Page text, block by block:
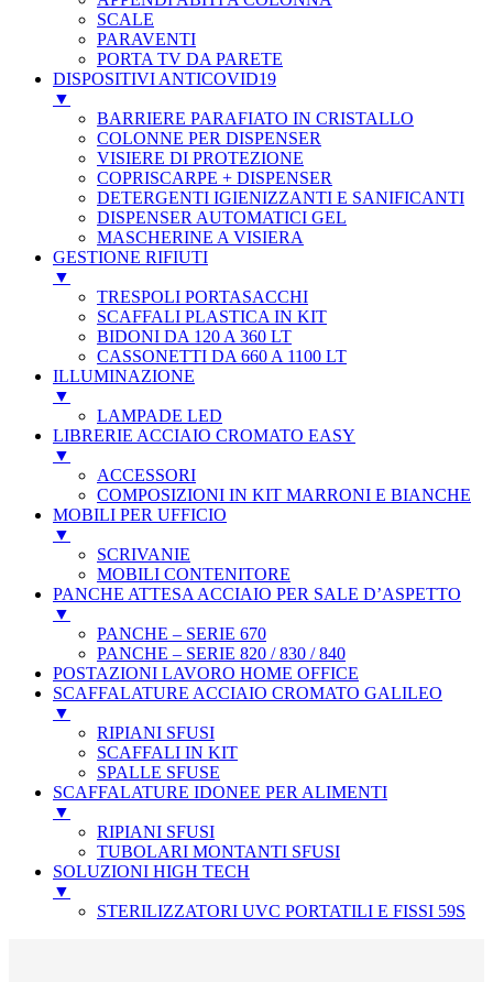
SCALE
PARAVENTI
PORTA TV DA PARETE
DISPOSITIVI ANTICOVID19
▼
BARRIERE PARAFIATO IN CRISTALLO
COLONNE PER DISPENSER
VISIERE DI PROTEZIONE
COPRISCARPE + DISPENSER
DETERGENTI IGIENIZZANTI E SANIFICANTI
DISPENSER AUTOMATICI GEL
MASCHERINE A VISIERA
GESTIONE RIFIUTI
▼
TRESPOLI PORTASACCHI
SCAFFALI PLASTICA IN KIT
BIDONI DA 120 A 360 LT
CASSONETTI DA 660 A 1100 LT
ILLUMINAZIONE
▼
LAMPADE LED
LIBRERIE ACCIAIO CROMATO EASY
▼
ACCESSORI
COMPOSIZIONI IN KIT MARRONI E BIANCHE
MOBILI PER UFFICIO
▼
SCRIVANIE
MOBILI CONTENITORE
PANCHE ATTESA ACCIAIO PER SALE D’ASPETTO
▼
PANCHE – SERIE 670
PANCHE – SERIE 820 / 830 / 840
POSTAZIONI LAVORO HOME OFFICE
SCAFFALATURE ACCIAIO CROMATO GALILEO
▼
RIPIANI SFUSI
SCAFFALI IN KIT
SPALLE SFUSE
SCAFFALATURE IDONEE PER ALIMENTI
▼
RIPIANI SFUSI
TUBOLARI MONTANTI SFUSI
SOLUZIONI HIGH TECH
▼
STERILIZZATORI UVC PORTATILI E FISSI 59S